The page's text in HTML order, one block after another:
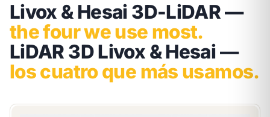
Livox & Hesai 3D-LiDAR —
the four we use most.
LiDAR 3D Livox & Hesai —
los cuatro que más usamos.